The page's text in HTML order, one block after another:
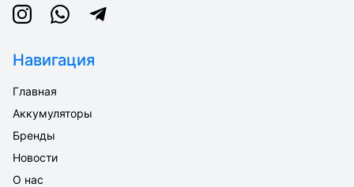
InstagramWhatsappTelegram
Навигация
Главная
Аккумуляторы
Бренды
Новости
О нас